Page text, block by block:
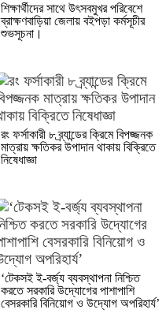
শিক্ষার্থীদের সাথে উৎসবমুখর পরিবেশে
ব্রাক্ষণবাড়িয়া জেলায় বইপড়া কর্মসূচীর
শুভসূচনা।
রং ফর্সাকারী ৮ ব্র্যান্ডের ক্রিমে বিপজ্জনক
মাত্রায় ক্ষতিকর উপাদান থাকায় বিক্রিতে
নিষেধাজ্ঞা
‘টেকসই ই-বর্জ্য ব্যবস্থাপনা নিশ্চিত
করতে সরকারি উদ্যোগের পাশাপাশি
বেসরকারি বিনিয়োগ ও উদ্যোগ অপরিহার্য’